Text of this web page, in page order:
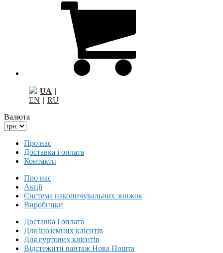
UA |
EN | RU
Валюта
Про нас
Доставка і оплата
Контакти
Про нас
Акції
Система накопичувальних знижок
Виробники
Доставка і оплата
Для іноземних клієнтів
Для гуртових клієнтів
Відстежити вантаж Нова Пошта